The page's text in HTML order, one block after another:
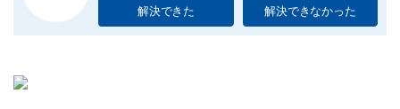
解決できた 解決できなかった